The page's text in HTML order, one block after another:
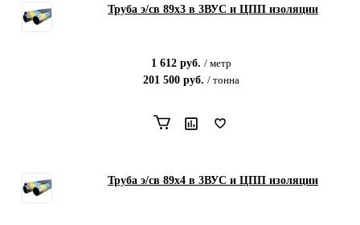
Труба э/св 89х3 в 3ВУС и ЦПП изоляции
1 612 руб. / метр
201 500 руб. / тонна
Труба э/св 89х4 в 3ВУС и ЦПП изоляции